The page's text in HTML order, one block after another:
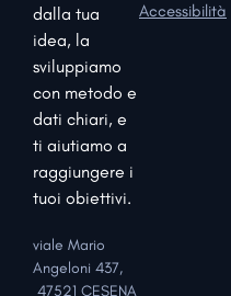
dalla tua
idea, la
sviluppiamo
con metodo e
dati chiari, e
ti aiutiamo a
raggiungere i
tuoi obiettivi.
viale Mario
Angeloni 437,
47521 CESENA
Accessibilità